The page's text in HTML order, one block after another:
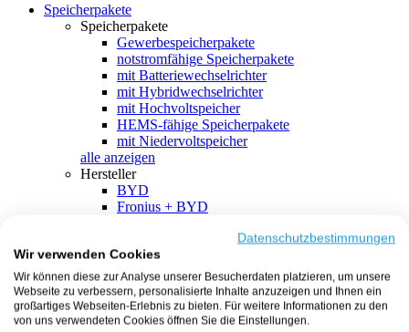
Speicherpakete
Speicherpakete
Gewerbespeicherpakete
notstromfähige Speicherpakete
mit Batteriewechselrichter
mit Hybridwechselrichter
mit Hochvoltspeicher
HEMS-fähige Speicherpakete
mit Niedervoltspeicher
alle anzeigen
Hersteller
BYD
Fronius + BYD
SMA + BYD
EcoFlow
EcoFlow + EcoFlow
FENECON
FENECON + FENECON
Datenschutzbestimmungen
Wir verwenden Cookies
Wir können diese zur Analyse unserer Besucherdaten platzieren, um unsere
Webseite zu verbessern, personalisierte Inhalte anzuzeigen und Ihnen ein
großartiges Webseiten-Erlebnis zu bieten. Für weitere Informationen zu den
von uns verwendeten Cookies öffnen Sie die Einstellungen.